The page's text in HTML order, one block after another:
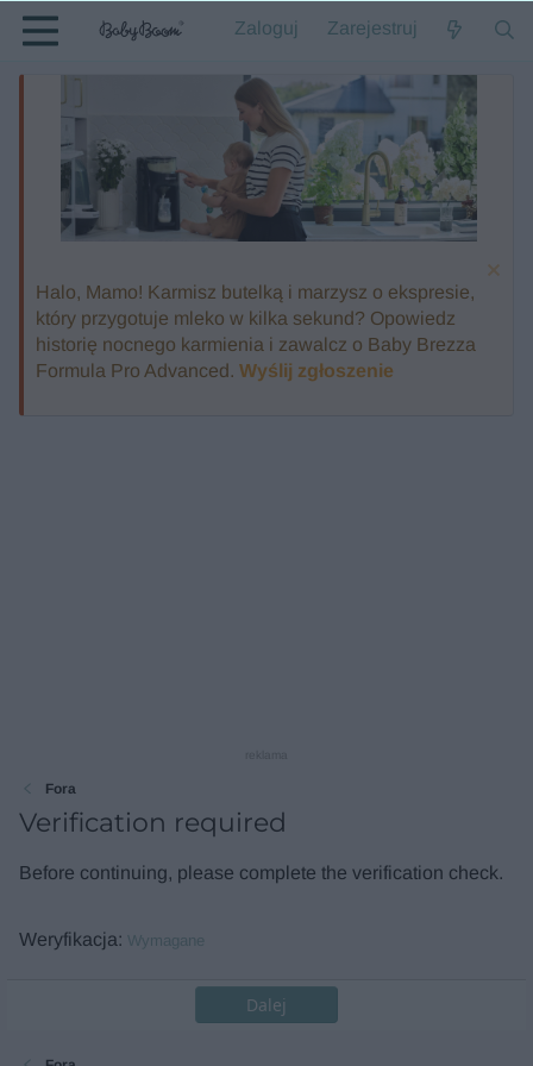
Zaloguj Zarejestruj
Halo, Mamo! Karmisz butelką i marzysz o ekspresie,
który przygotuje mleko w kilka sekund? Opowiedz
historię nocnego karmienia i zawalcz o Baby Brezza
Formula Pro Advanced. Wyślij zgłoszenie
Fora
Verification required
Before continuing, please complete the verification check.
Weryfikacja Wymagane
Dalej